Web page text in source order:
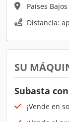
Países Bajos
Distancia:
SU
Subasta
¡Vende en